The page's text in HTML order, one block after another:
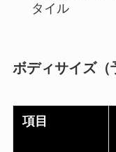
タイル
ボディサイズ（
項目